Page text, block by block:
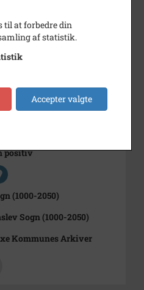
Lundgren
Falck
positiv
(1000-2050)
Sogn (1000-2050)
Kommunes Arkiver
til at forbedre din
af statistik.
Accepter valgte